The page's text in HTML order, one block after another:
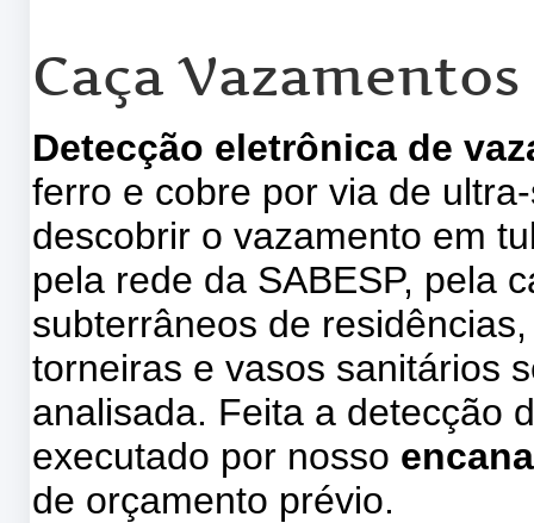
Caça
Detecção eletrônica de
ferro e cobre por via de
descobrir o vazamento em
pela rede da SABESP, pela
subterrâneos de
torneiras e vasos sanitários
analisada. Feita a detecção
executado por nosso
de orçamento prévio.